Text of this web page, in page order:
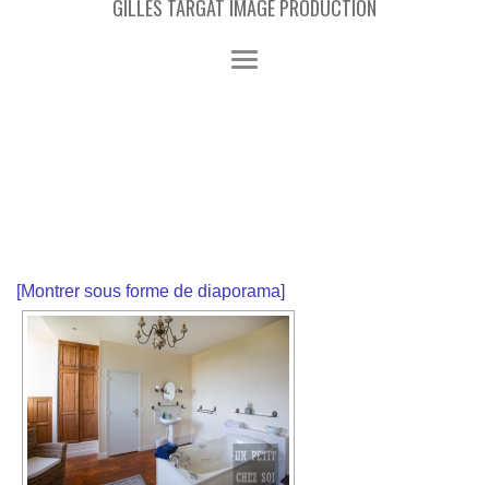
GILLES TARGAT IMAGE PRODUCTION
[Montrer sous forme de diaporama]